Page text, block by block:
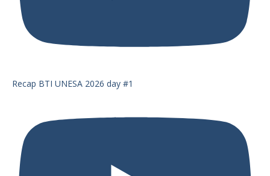
Recap BTI UNESA 2026 day #1